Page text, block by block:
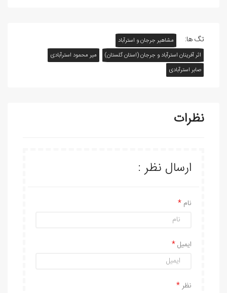
تگ ها:
مشاهیر جرجان و استرآباد
اثر آفرينان استرآباد و جرجان (استان گلستان)
میر محمود استرآبادی
صابر استرآبادی
نظرات
ارسال نظر :
نام
ایمیل
نظر